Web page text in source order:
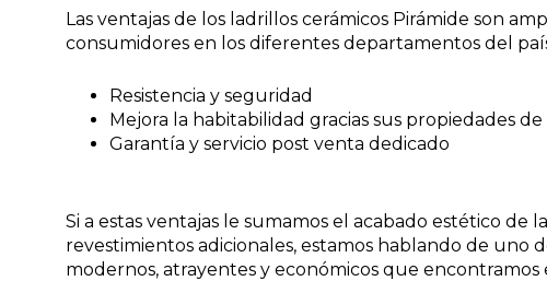
Las ventajas de los ladrillos cerámicos Pirámide son
consumidores en los diferentes departamentos del
Resistencia y seguridad
Mejora la habitabilidad gracias sus propiedades
Garantía y servicio post venta dedicado
Si a estas ventajas le sumamos el acabado estético de
revestimientos adicionales, estamos hablando de uno
modernos, atrayentes y económicos que encontramos